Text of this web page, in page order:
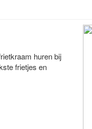
huren bij
frietjes en